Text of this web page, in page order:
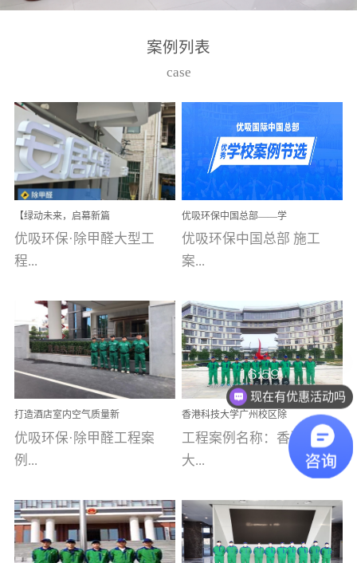
高技能的团队。汇聚了众
取得了多项产品技术专利
和多项国家版权局著作
权，获得高新技术企业称
号。生产优势自主生产自
给自足，优吸公司于2015
在广州番禺区成功建立产
品线生产基地，工厂拥有
自动化生产设备和成熟的
选择源头源材料、严控产
品质量，我们每一批的生
产产品都经过严格的质检
程序；生产车间为优吸总
部和全国分支机构生产光
触媒、净醛王、祛味剂等
优吸系列产品，保质保量
完成生产任务，确保全国
求。资质优势团队优势分
支优势优吸环保是一棵正
茁壮成长的树，只要我们
案例列表
case
【绿动未来，启幕新篇
章】优吸环保中标深圳安
居乐寓，超大型工装室内
空气治理项目顺利启航，
优吸环保·除甲醛大型工
程...
案例【深圳安居乐寓】室
内空气治理项目深圳安居
乐寓 深圳市安居乐寓
为深圳安居集团旗下城...
优吸环保中国总部——学
校施工案例(节选)
优吸环保中国总部 施工
案...
例(学校工装节选)广州南沙
小学(珠江湾校区)项目地
址：广州市南沙区海滨路
南沙珠江湾江门市蓬江区
禾...
打造酒店室内空气质量新
标杆——优吸环保·标杆之
作：东莞美豪雅致酒店室
内空气治理工程纪实
优吸环保·除甲醛工程案
例...
【东莞美豪雅致酒店】室
内空气治理项目东莞美豪
香港科技大学广州校区除
甲醛项目圆满完成
工程案例名称：香港科技
大...
学广州校区室内空气治
理 工程案例地址：广
现在有优惠活动吗